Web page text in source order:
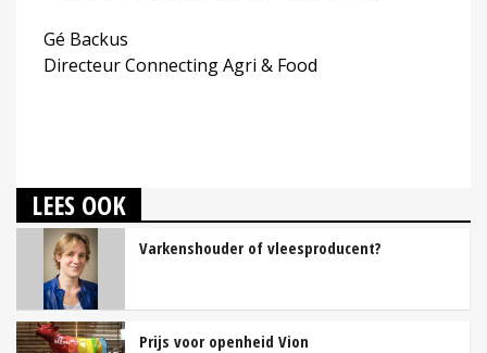
Gé Backus
Directeur Connecting Agri & Food
LEES OOK
Varkenshouder of vleesproducent?
Prijs voor openheid Vion